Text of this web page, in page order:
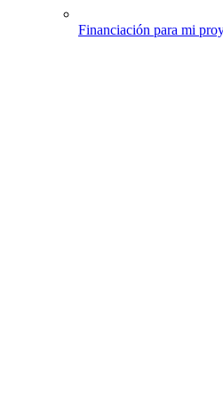
Financiación para mi